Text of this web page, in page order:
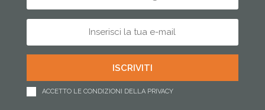
ACCETTO LE CONDIZIONI DELLA PRIVACY